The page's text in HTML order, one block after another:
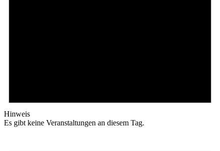
Hinweis
Es gibt keine Veranstaltungen an diesem Tag.